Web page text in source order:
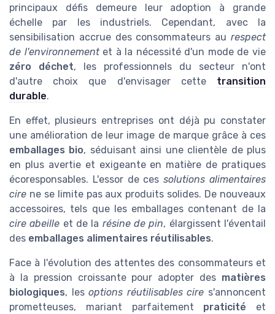
principaux défis demeure leur adoption à grande
échelle par les industriels. Cependant, avec la
sensibilisation accrue des consommateurs au respect
de l'environnementet à la nécessité d'un mode de vie
zéro déchet, les professionnels du secteur n'ont
d'autre choix que d'envisager cette transition
durable.
En effet, plusieurs entreprises ont déjà pu constater
une amélioration de leur image de marque grâce à ces
emballages bio, séduisant ainsi une clientèle de plus
en plus avertie et exigeante en matière de pratiques
écoresponsables. L'essor de cessolutions alimentaires
cire ne se limite pas aux produits solides. De nouveaux
accessoires, tels que les emballages contenant de la
cire abeille et de la résine de pin, élargissent l'éventail
des emballages alimentaires réutilisables.
Face à l'évolution des attentes des consommateurs et
à la pression croissante pour adopter des matières
biologiques, lesoptions réutilisables cire s'annoncent
prometteuses, mariant parfaitement praticité et